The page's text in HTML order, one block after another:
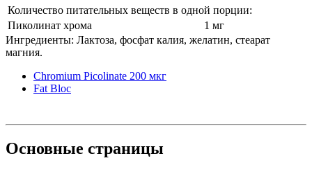
Количество питательных веществ в одной порции:
Пиколинат хрома
1 мг
Ингредиенты: Лактоза, фосфат калия, желатин, стеарат
магния.
Chromium Picolinate 200 мкг
Fat Bloc
Основные страницы